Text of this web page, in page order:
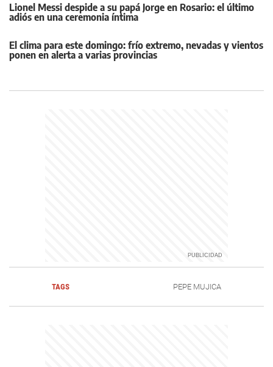
Lionel Messi despide a su papá Jorge en Rosario: el último
adiós en una ceremonia íntima
El clima para este domingo: frío extremo, nevadas y vientos
ponen en alerta a varias provincias
TAGS PEPE MUJICA